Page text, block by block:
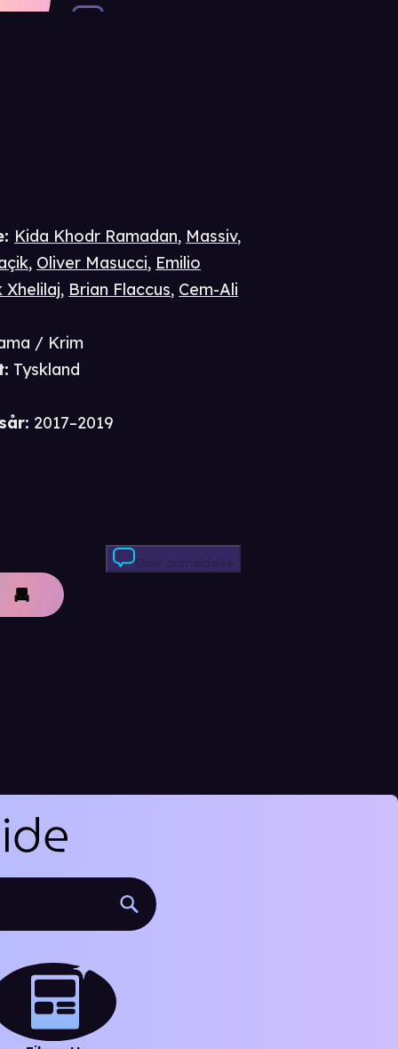
Skriv anmeldelse
: Kida Khodr Ramadan, Massiv,
, Oliver Masucci, Emilio
Xhelilaj, Brian Flaccus, Cem-Ali
/ Krim
: Tyskland
: 2017–2019